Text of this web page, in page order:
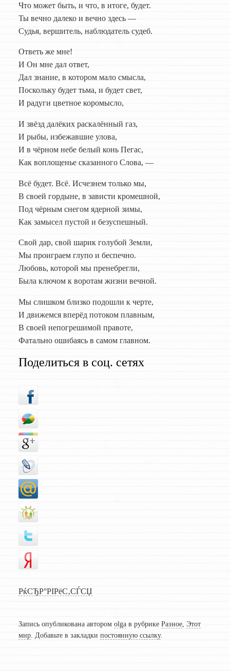
Что может быть, и что, в итоге, будет.
Ты вечно далеко и вечно здесь —
Судья, вершитель, наблюдатель судеб.
Ответь же мне!
И Он мне дал ответ,
Дал знание, в котором мало смысла,
Поскольку будет тьма, и будет свет,
И радуги цветное коромысло,
И звёзд далёких раскалённый газ,
И рыбы, избежавшие улова,
И в чёрном небе белый конь Пегас,
Как воплощенье сказанного Слова, —
Всё будет. Всё. Исчезнем только мы,
В своей гордыне, в зависти кромешной,
Под чёрным снегом ядерной зимы,
Как замысел пустой и безуспешный.
Свой дар, свой шарик голубой Земли,
Мы проиграем глупо и беспечно.
Любовь, которой мы пренебрегли,
Была ключом к воротам жизни вечной.
Мы слишком близко подошли к черте,
И движемся вперёд потоком плавным,
В своей непогрешимой правоте,
Фатально ошибаясь в самом главном.
Поделиться в соц. сетях
РќСЂР°РІРёС‚СЃСЏ
Запись опубликована автором olgaв рубрике Разное, Этот
мир. Добавьте в закладки постоянную ссылку.